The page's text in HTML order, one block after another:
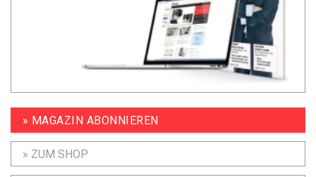
» MAGAZIN ABONNIEREN
» ZUM SHOP